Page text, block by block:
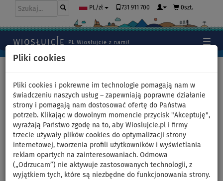
Pliki cookies
Pliki cookies i pokrewne im technologie pomagają nam w
świadczeniu naszych usług – zapewniają poprawne działanie
strony i pomagają nam dostosować ofertę do Państwa
potrzeb. Klikając w dowolnym momencie przycisk "Akceptuję",
wyrażają Państwo zgodę na to, aby Wioslujcie.pl i firmy
trzecie używały plików cookies do optymalizacji strony
internetowej, tworzenia profili użytkowników i wyświetlania
reklam opartych na zainteresowaniach. Odmowa
(„Odrzucam”) nie aktywuje zastosowanych technologii, z
wyjątkiem tych, które są niezbędne do funkcjonowania strony.
PL/zł 731 911 700 0szt.
Deska SUP F2 GLIDE
WINDSURF/WING YOUTH GREY
10'0 - pompowany
paddleboard - wariant: